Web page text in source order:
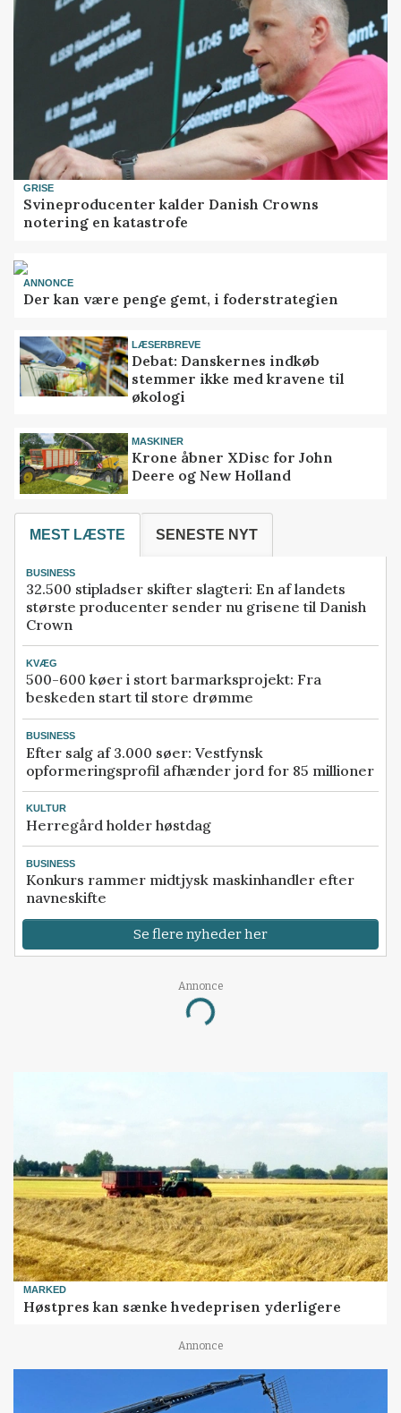
GRISE
Svineproducenter kalder Danish Crowns
notering en katastrofe
ANNONCE
Der kan være penge gemt, i foderstrategien
LÆSERBREVE
Debat: Danskernes indkøb
stemmer ikke med kravene til
økologi
MASKINER
Krone åbner XDisc for John
Deere og New Holland
MEST LÆSTE SENESTE NYT
BUSINESS
32.500 stipladser skifter slagteri: En af landets
største producenter sender nu grisene til Danish
Crown
KVÆG
500-600 køer i stort barmarksprojekt: Fra
beskeden start til store drømme
BUSINESS
Efter salg af 3.000 søer: Vestfynsk
opformeringsprofil afhænder jord for 85 millioner
KULTUR
Herregård holder høstdag
BUSINESS
Konkurs rammer midtjysk maskinhandler efter
navneskifte
Se flere nyheder her
Annonce
Loading...
MARKED
Høstpres kan sænke hvedeprisen yderligere
Annonce